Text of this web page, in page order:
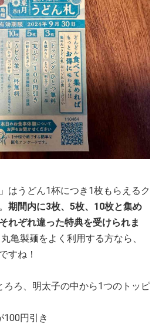
はうどん1杯につき1枚もらえるク
期間内に3枚、5枚、10枚と集め
れぞれ違った特典を受けられま
亀製麺をよく利用する方なら、
すね！
ろろ、明太子の中から1つのトッピ
100円引き